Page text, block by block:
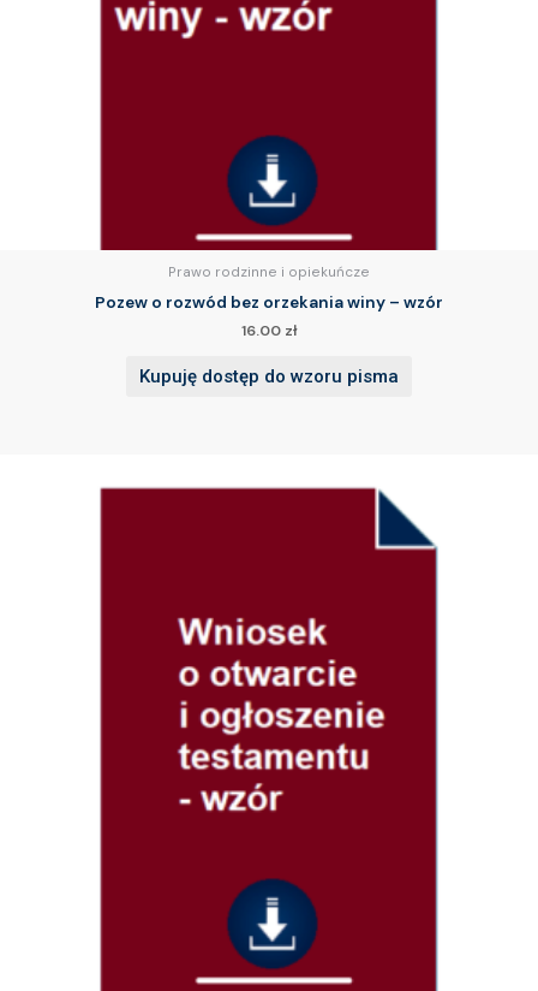
Prawo rodzinne i opiekuńcze
Pozew o rozwód bez orzekania winy – wzór
16.00 zł
Kupuję dostęp do wzoru pisma